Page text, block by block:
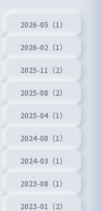
2026-05（1）
2026-02（1）
2025-11（2）
2025-08（2）
2025-04（1）
2024-08（1）
2024-03（1）
2023-08（1）
2023-01（2）